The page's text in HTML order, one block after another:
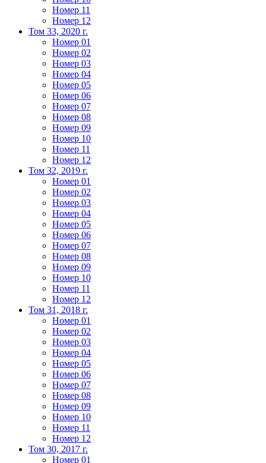
Номер 11
Номер 12
Том 33, 2020 г.
Номер 01
Номер 02
Номер 03
Номер 04
Номер 05
Номер 06
Номер 07
Номер 08
Номер 09
Номер 10
Номер 11
Номер 12
Том 32, 2019 г.
Номер 01
Номер 02
Номер 03
Номер 04
Номер 05
Номер 06
Номер 07
Номер 08
Номер 09
Номер 10
Номер 11
Номер 12
Том 31, 2018 г.
Номер 01
Номер 02
Номер 03
Номер 04
Номер 05
Номер 06
Номер 07
Номер 08
Номер 09
Номер 10
Номер 11
Номер 12
Том 30, 2017 г.
Номер 01